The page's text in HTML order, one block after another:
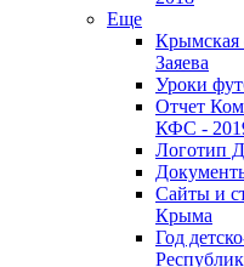
Еще
Крымская
Заяева
Уроки
Отчет
КФС -
Логотип
Сайты и
Крыма
Год